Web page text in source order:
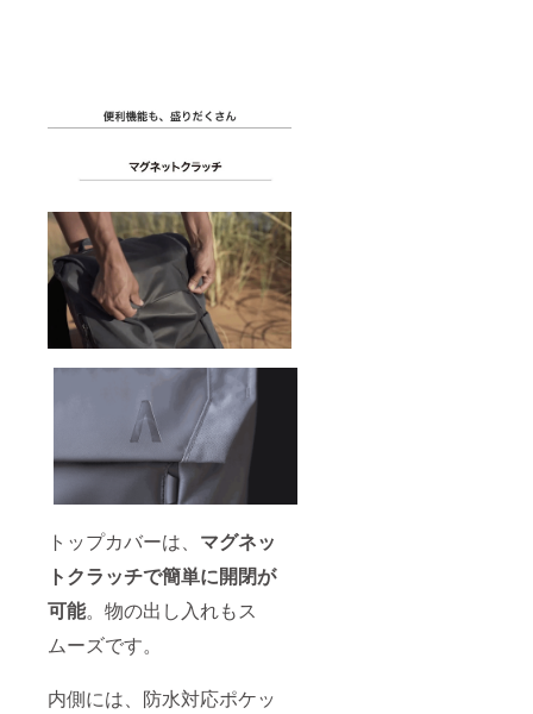
トップカバーは、 マグネッ
トクラッチで簡単に開閉が
可能。物の出し入れもス
ムーズです。
内側には、防水対応ポケッ